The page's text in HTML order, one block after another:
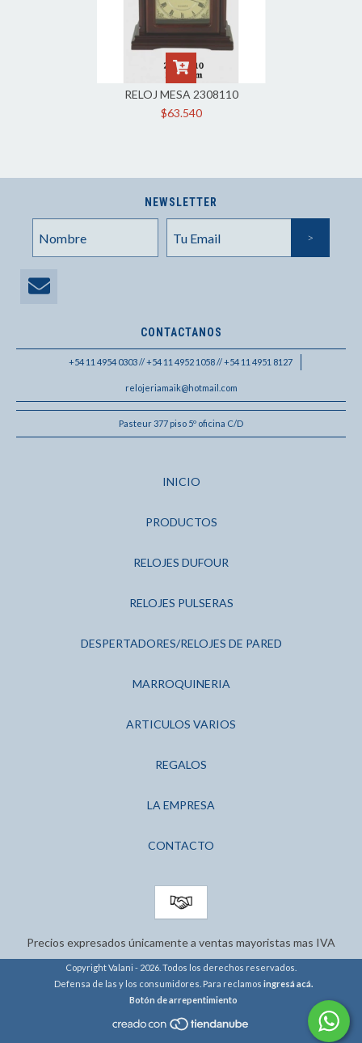
RELOJ MESA 2308110
$63.540
NEWSLETTER
CONTACTANOS
+54 11 4954 0303 // +54 11 4952 1058 // +54 11 4951 8127
relojeriamaik@hotmail.com
Pasteur 377 piso 5º oficina C/D
INICIO
PRODUCTOS
RELOJES DUFOUR
RELOJES PULSERAS
DESPERTADORES/RELOJES DE PARED
MARROQUINERIA
ARTICULOS VARIOS
REGALOS
LA EMPRESA
CONTACTO
Precios expresados únicamente a ventas mayoristas mas IVA
Copyright Valani - 2026. Todos los derechos reservados.
Defensa de las y los consumidores. Para reclamos ingresá acá.
Botón de arrepentimiento